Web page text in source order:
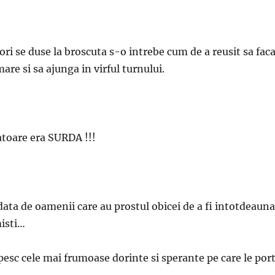
se duse la broscuta s-o intrebe cum de a reusit sa faca
si sa ajunga in virful turnului.
era SURDA !!!
de oamenii care au prostul obicei de a fi intotdeauna
cele mai frumoase dorinte si sperante pe care le